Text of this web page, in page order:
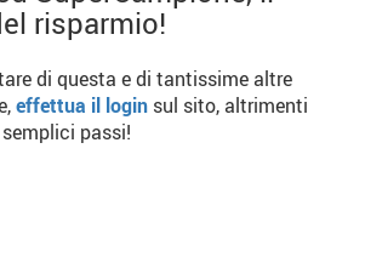
risparmio!
di questa e di tantissime altre
effettua il login sul sito, altrimenti
passi!